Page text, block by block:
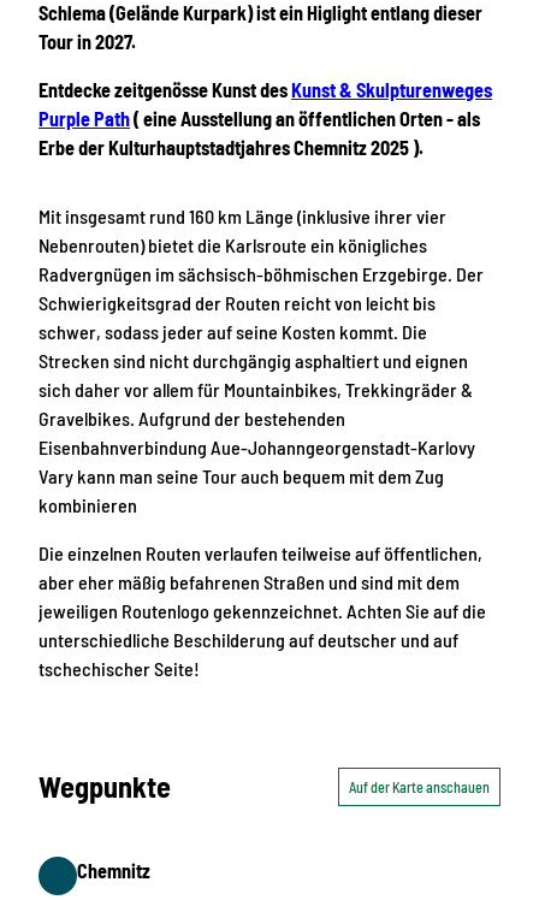
Schlema (Gelände Kurpark) ist ein Higlight entlang dieser
Tour in 2027.
Entdecke zeitgenösse Kunst desKunst & Skulpturenweges
Purple Path( eine Ausstellung an öffentlichen Orten - als
Erbe der Kulturhauptstadtjahres Chemnitz 2025 ).
Mit insgesamt rund 160 km Länge (inklusive ihrer vier
Nebenrouten) bietet die Karlsroute ein königliches
Radvergnügen im sächsisch-böhmischen Erzgebirge. Der
Schwierigkeitsgrad der Routen reicht von leicht bis
schwer, sodass jeder auf seine Kosten kommt. Die
Strecken sind nicht durchgängig asphaltiert und eignen
sich daher vor allem für Mountainbikes, Trekkingräder &
Gravelbikes. Aufgrund der bestehenden
Eisenbahnverbindung Aue-Johanngeorgenstadt-Karlovy
Vary kann man seine Tour auch bequem mit dem Zug
kombinieren
Die einzelnen Routen verlaufen teilweise auf öffentlichen,
aber eher mäßig befahrenen Straßen und sind mit dem
jeweiligen Routenlogo gekennzeichnet. Achten Sie auf die
unterschiedliche Beschilderung auf deutscher und auf
tschechischer Seite!
Wegpunkte Auf der Karte anschauen
Start
Chemnitz